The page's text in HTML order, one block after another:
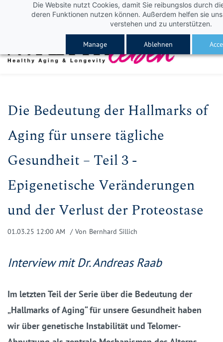
Die Website nutzt Cookies, damit Sie reibungslos durch
deren Funktionen nutzen können. Außerdem helfen sie
verstehen und zu unterstützen.
Manage Ablehnen
content
Die Bedeutung der Hallmarks of
Aging für unsere tägliche
Gesundheit – Teil 3 -
Epigenetische Veränderungen
und der Verlust der Proteostase
01.03.25 12:00 AM Von Bernhard Sillich
Interview mit Dr. Andreas Raab
Im letzten Teil der Serie über die Bedeutung der
„Hallmarks of Aging“ für unsere Gesundheit haben
wir über genetische Instabilität und Telomer-